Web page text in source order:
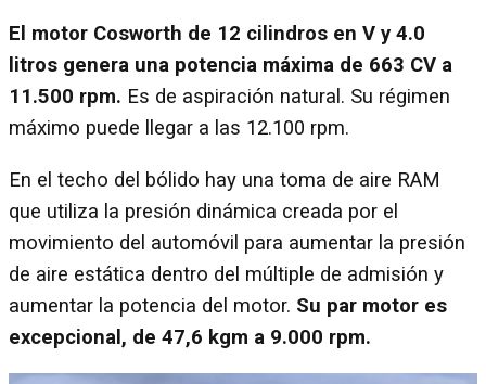
El motor Cosworth de 12 cilindros en V y 4.0
litros genera una potencia máxima de 663 CV a
11.500 rpm. Es de aspiración natural. Su régimen
máximo puede llegar a las 12.100 rpm.
En el techo del bólido hay una toma de aire RAM
que utiliza la presión dinámica creada por el
movimiento del automóvil para aumentar la presión
de aire estática dentro del múltiple de admisión y
aumentar la potencia del motor. Su par motor es
excepcional, de 47,6 kgm a 9.000 rpm.